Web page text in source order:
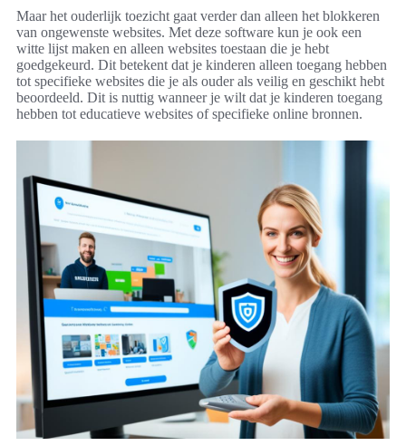
Maar het ouderlijk toezicht gaat verder dan alleen het blokkeren
van ongewenste websites. Met deze software kun je ook een
witte lijst maken en alleen websites toestaan die je hebt
goedgekeurd. Dit betekent dat je kinderen alleen toegang hebben
tot specifieke websites die je als ouder als veilig en geschikt hebt
beoordeeld. Dit is nuttig wanneer je wilt dat je kinderen toegang
hebben tot educatieve websites of specifieke online bronnen.